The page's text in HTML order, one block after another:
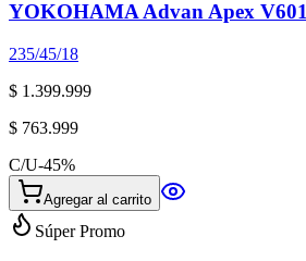
YOKOHAMA Advan Apex V601
235/45/18
$ 1.399.999
$ 763.999
C/U-45%
Agregar al carrito
Súper Promo